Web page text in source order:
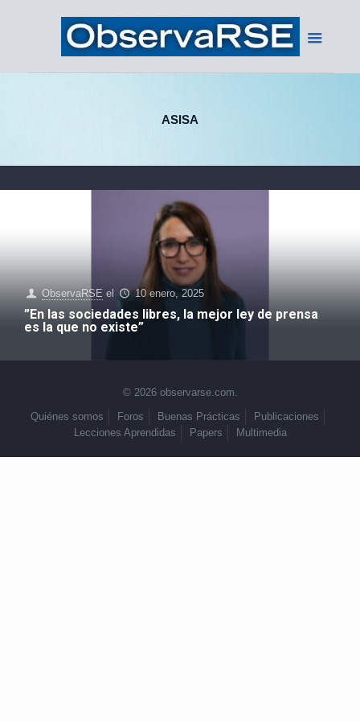
ASISA
ObservaRSE el 10 enero, 2025
”En las sociedades libres, la mejor ley de prensa
es la que no existe”
© 2026 observarse.com.
Quiénes somos
Foros Buenas Prácticas
Publicaciones
Lecciones Aprendidas
Papers Multimedia